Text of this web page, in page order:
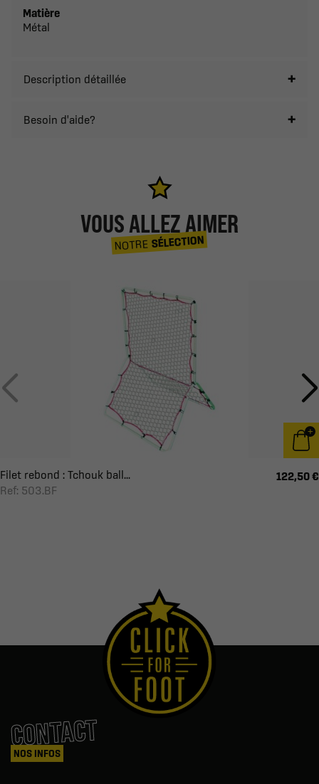
Matière
Métal
Description détaillée
Besoin d'aide?
VOUS ALLEZ AIMER
NOTRESÉLECTION
Filet rebond : Tchouk ball...
Ref: 503.BF
122,50 €
CONTACT
NOS INFOS